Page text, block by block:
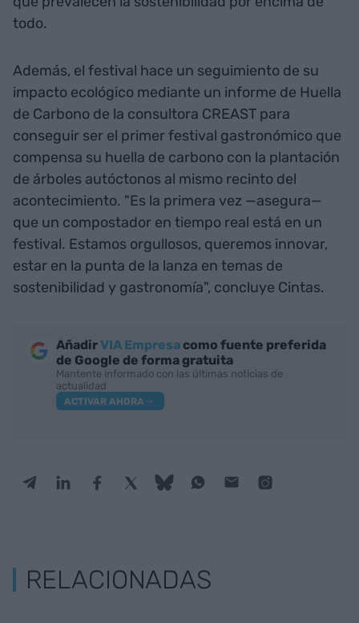
todo.
Además, el festival hace un seguimiento de su
impacto ecológico mediante un informe de Huella
de Carbono de la consultora CREAST para
conseguir ser el primer festival gastronómico que
compensa su huella de carbono con la plantación
de árboles autóctonos al mismo recinto del
acontecimiento. "Es la primera vez —asegura—
que un compostador en tiempo real está en un
festival. Estamos orgullosos, queremos innovar,
estar en la punta de la lanza en temas de
sostenibilidad y gastronomía", concluye Cintas.
AñadirVIA Empresa como fuente preferida
de Google de forma gratuita
Mantente informado con las últimas noticias de
actualidad
ACTIVAR AHORA
RELACIONADAS